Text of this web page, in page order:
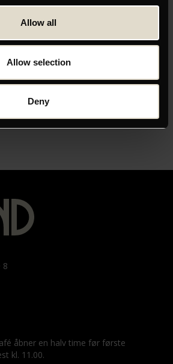
Allow all
Allow selection
Deny
8
åbner en halv time før første
kl. 11.00.